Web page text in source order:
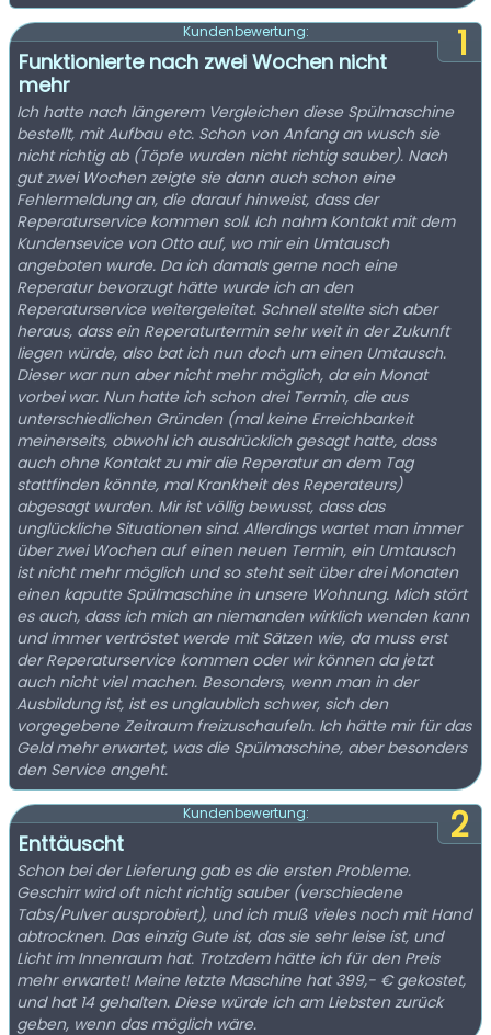
1
Kundenbewertung:
Funktionierte nach zwei Wochen nicht
mehr
Ich hatte nach längerem Vergleichen diese Spülmaschine
bestellt, mit Aufbau etc. Schon von Anfang an wusch sie
nicht richtig ab (Töpfe wurden nicht richtig sauber). Nach
gut zwei Wochen zeigte sie dann auch schon eine
Fehlermeldung an, die darauf hinweist, dass der
Reperaturservice kommen soll. Ich nahm Kontakt mit dem
Kundensevice von Otto auf, wo mir ein Umtausch
angeboten wurde. Da ich damals gerne noch eine
Reperatur bevorzugt hätte wurde ich an den
Reperaturservice weitergeleitet. Schnell stellte sich aber
heraus, dass ein Reperaturtermin sehr weit in der Zukunft
liegen würde, also bat ich nun doch um einen Umtausch.
Dieser war nun aber nicht mehr möglich, da ein Monat
vorbei war. Nun hatte ich schon drei Termin, die aus
unterschiedlichen Gründen (mal keine Erreichbarkeit
meinerseits, obwohl ich ausdrücklich gesagt hatte, dass
auch ohne Kontakt zu mir die Reperatur an dem Tag
stattfinden könnte, mal Krankheit des Reperateurs)
abgesagt wurden. Mir ist völlig bewusst, dass das
unglückliche Situationen sind. Allerdings wartet man immer
über zwei Wochen auf einen neuen Termin, ein Umtausch
ist nicht mehr möglich und so steht seit über drei Monaten
einen kaputte Spülmaschine in unsere Wohnung. Mich stört
es auch, dass ich mich an niemanden wirklich wenden kann
und immer vertröstet werde mit Sätzen wie, da muss erst
der Reperaturservice kommen oder wir können da jetzt
auch nicht viel machen. Besonders, wenn man in der
Ausbildung ist, ist es unglaublich schwer, sich den
vorgegebene Zeitraum freizuschaufeln. Ich hätte mir für das
Geld mehr erwartet, was die Spülmaschine, aber besonders
den Service angeht.
2
Kundenbewertung:
Enttäuscht
Schon bei der Lieferung gab es die ersten Probleme.
Geschirr wird oft nicht richtig sauber (verschiedene
Tabs/Pulver ausprobiert), und ich muß vieles noch mit Hand
abtrocknen. Das einzig Gute ist, das sie sehr leise ist, und
Licht im Innenraum hat. Trotzdem hätte ich für den Preis
mehr erwartet! Meine letzte Maschine hat 399,- € gekostet,
und hat 14 gehalten. Diese würde ich am Liebsten zurück
geben, wenn das möglich wäre.